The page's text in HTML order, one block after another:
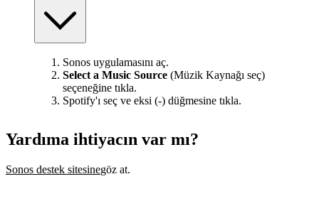
Sonos uygulamasını aç.
Select a Music Source (Müzik Kaynağı seç)
seçeneğine tıkla.
Spotify'ı seç ve eksi (-) düğmesine tıkla.
Yardıma ihtiyacın var mı?
Sonos destek sitesinegöz at.